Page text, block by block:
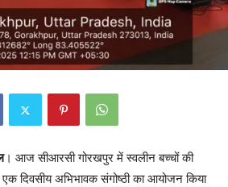
। आज सीआरसी गोरखपुर में स्वलीन बच्चों की
दिवसीय अभिभावक संगोष्ठी का आयोजन किया